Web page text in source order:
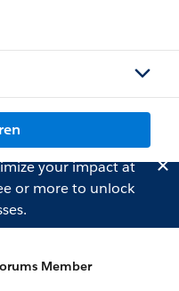
your impact at
or more to unlock
Member